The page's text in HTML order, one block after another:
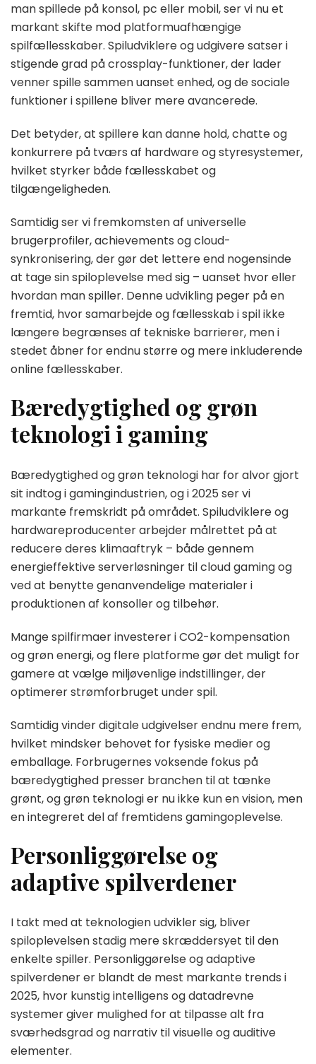
man spillede på konsol, pc eller mobil, ser vi nu et
markant skifte mod platformuafhængige
spilfællesskaber. Spiludviklere og udgivere satser i
stigende grad på crossplay-funktioner, der lader
venner spille sammen uanset enhed, og de sociale
funktioner i spillene bliver mere avancerede.
Det betyder, at spillere kan danne hold, chatte og
konkurrere på tværs af hardware og styresystemer,
hvilket styrker både fællesskabet og
tilgængeligheden.
Samtidig ser vi fremkomsten af universelle
brugerprofiler, achievements og cloud-
synkronisering, der gør det lettere end nogensinde
at tage sin spiloplevelse med sig – uanset hvor eller
hvordan man spiller. Denne udvikling peger på en
fremtid, hvor samarbejde og fællesskab i spil ikke
længere begrænses af tekniske barrierer, men i
stedet åbner for endnu større og mere inkluderende
online fællesskaber.
Bæredygtighed og grøn
teknologi i gaming
Bæredygtighed og grøn teknologi har for alvor gjort
sit indtog i gamingindustrien, og i 2025 ser vi
markante fremskridt på området. Spiludviklere og
hardwareproducenter arbejder målrettet på at
reducere deres klimaaftryk – både gennem
energieffektive serverløsninger til cloud gaming og
ved at benytte genanvendelige materialer i
produktionen af konsoller og tilbehør.
Mange spilfirmaer investerer i CO2-kompensation
og grøn energi, og flere platforme gør det muligt for
gamere at vælge miljøvenlige indstillinger, der
optimerer strømforbruget under spil.
Samtidig vinder digitale udgivelser endnu mere frem,
hvilket mindsker behovet for fysiske medier og
emballage. Forbrugernes voksende fokus på
bæredygtighed presser branchen til at tænke
grønt, og grøn teknologi er nu ikke kun en vision, men
en integreret del af fremtidens gamingoplevelse.
Personliggørelse og
adaptive spilverdener
I takt med at teknologien udvikler sig, bliver
spiloplevelsen stadig mere skræddersyet til den
enkelte spiller. Personliggørelse og adaptive
spilverdener er blandt de mest markante trends i
2025, hvor kunstig intelligens og datadrevne
systemer giver mulighed for at tilpasse alt fra
sværhedsgrad og narrativ til visuelle og auditive
elementer.